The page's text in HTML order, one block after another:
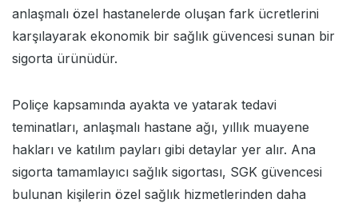
anlaşmalı özel hastanelerde oluşan fark ücretlerini
karşılayarak ekonomik bir sağlık güvencesi sunan bir
sigorta ürünüdür.
Poliçe kapsamında ayakta ve yatarak tedavi
teminatları, anlaşmalı hastane ağı, yıllık muayene
hakları ve katılım payları gibi detaylar yer alır. Ana
sigorta tamamlayıcı sağlık sigortası, SGK güvencesi
bulunan kişilerin özel sağlık hizmetlerinden daha